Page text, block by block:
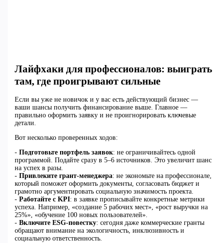
Лайфхаки для профессионалов: выиграть
там, где проигрывают сильные
Если вы уже не новичок и у вас есть действующий бизнес —
ваши шансы получить финансирование выше. Главное —
правильно оформить заявку и не проигнорировать ключевые
детали.
Вот несколько проверенных ходов:
- Подготовьте портфель заявок: не ограничивайтесь одной
программой. Подайте сразу в 5–6 источников. Это увеличит шанс
на успех в разы.
- Привлеките грант-менеджера: не экономьте на профессионале,
который поможет оформить документы, согласовать бюджет и
грамотно аргументировать социальную значимость проекта.
- Работайте с KPI: в заявке прописывайте конкретные метрики
успеха. Например, «создание 5 рабочих мест», «рост выручки на
25%», «обучение 100 новых пользователей».
- Включите ESG-повестку: сегодня даже коммерческие гранты
обращают внимание на экологичность, инклюзивность и
социальную ответственность.